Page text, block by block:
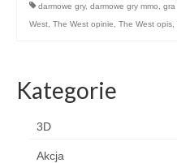
darmowe gry, darmowe gry mmo gra
West The West opinie The West opis
Kategorie
3D
Akcja